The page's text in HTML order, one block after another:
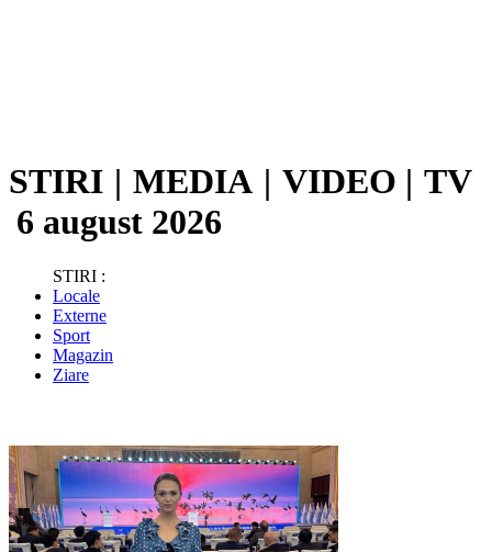
STIRI | MEDIA | VIDEO | TV
6 august 2026
STIRI :
Locale
Externe
Sport
Magazin
Ziare